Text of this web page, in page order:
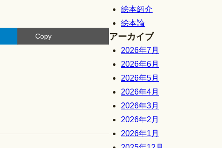
Copy
絵本紹介
絵本論
アーカイブ
2026年7月
2026年6月
2026年5月
2026年4月
2026年3月
2026年2月
2026年1月